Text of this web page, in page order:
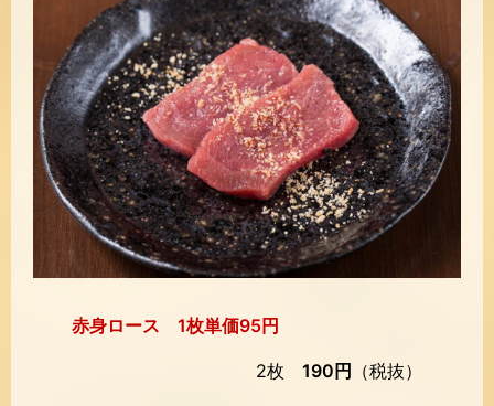
赤身ロース 1枚単価95円
2枚 190円 （税抜）